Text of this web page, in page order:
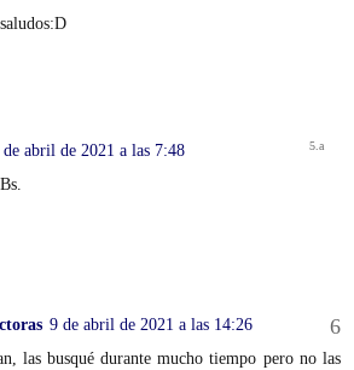
de abril de 2021 a las 7:48
9 de abril de 2021 a las 14:26
las busqué durante mucho tiempo pero no las